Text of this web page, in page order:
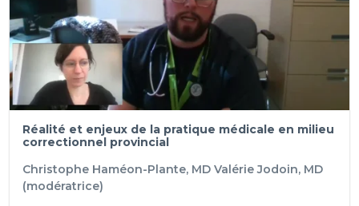
Réalité et enjeux de la pratique médicale en milieu
correctionnel provincial
Christophe Haméon-Plante, MD Valérie Jodoin, MD
(modératrice)